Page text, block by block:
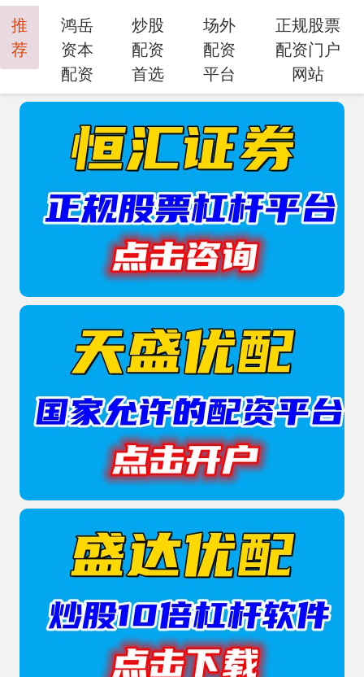
推
荐
鸿岳
资本
配资
炒股
配资
首选
场外
配资
平台
正规股票
配资门户
网站